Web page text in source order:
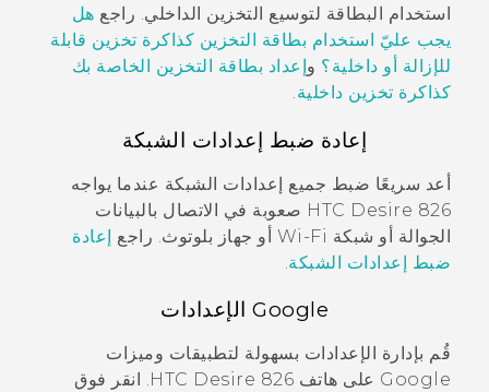
استخدام البطاقة لتوسيع التخزين الداخلي. راجع هل
يجب عليّ استخدام بطاقة التخزين كذاكرة تخزين قابلة
للإزالة أو داخلية؟ و إعداد بطاقة التخزين الخاصة بك
كذاكرة تخزين داخلية.
إعادة ضبط إعدادات الشبكة
أعد سريعًا ضبط جميع إعدادات الشبكة عندما يواجه
HTC Desire 826 صعوبة في الاتصال بالبيانات
الجوالة أو شبكة Wi‍-Fi أو جهاز بلوتوث. راجع إعادة
ضبط إعدادات الشبكة.
Google الإعدادات
قُم بإدارة الإعدادات بسهولة لتطبيقات وميزات
Google على هاتف HTC Desire 826. انقر فوق